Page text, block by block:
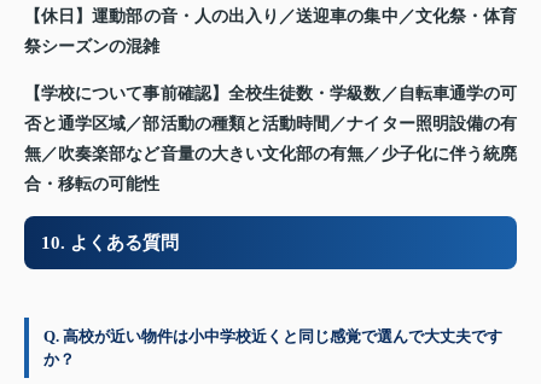
【休日】運動部の音・人の出入り／送迎車の集中／文化祭・体育
祭シーズンの混雑
【学校について事前確認】 全校生徒数・学級数／自転車通学の可
否と通学区域／部活動の種類と活動時間／ナイター照明設備の有
無／吹奏楽部など音量の大きい文化部の有無／少子化に伴う統廃
合・移転の可能性
10. よくある質問
Q. 高校が近い物件は小中学校近くと同じ感覚で選んで大丈夫です
か？